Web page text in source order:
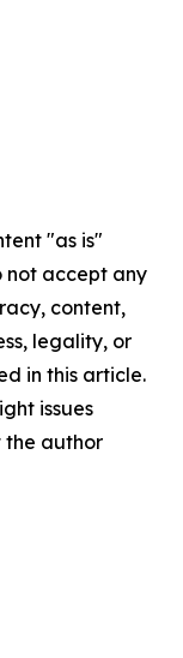
"as is"
not accept any
content,
legality, or
in this article.
issues
the author